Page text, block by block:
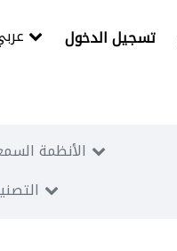
تسجيل الدخول
الأنظمة